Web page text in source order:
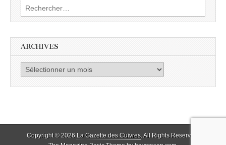
Rechercher :
ARCHIVES
Archives
Copyright © 2026 La Gazette des Cuivres. All Rights Reserved.